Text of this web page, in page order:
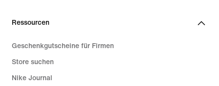
Ressourcen
Geschenkgutscheine für Firmen
Store suchen
Nike Journal